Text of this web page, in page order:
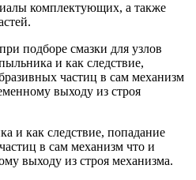
комплектующих, а также
подборе смазки для узлов
и как следствие,
частиц в сам механизм
выходу из строя
и как следствие, попадание
в сам механизм что и
выходу из строя механизма.